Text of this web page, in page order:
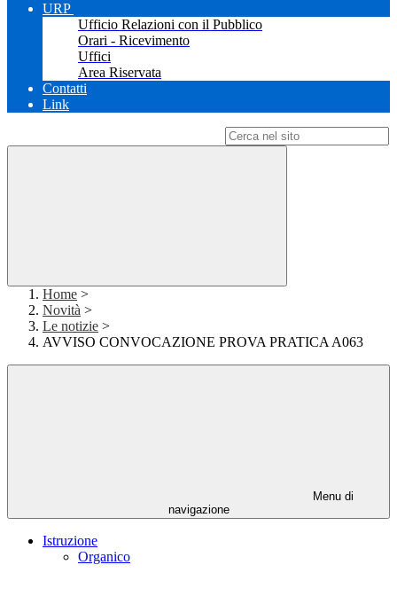
URP
Ufficio Relazioni con il Pubblico
Orari - Ricevimento
Uffici
Area Riservata
Contatti
Link
Home >
Novità >
Le notizie >
AVVISO CONVOCAZIONE PROVA PRATICA A063
Menu di
navigazione
Istruzione
Organico